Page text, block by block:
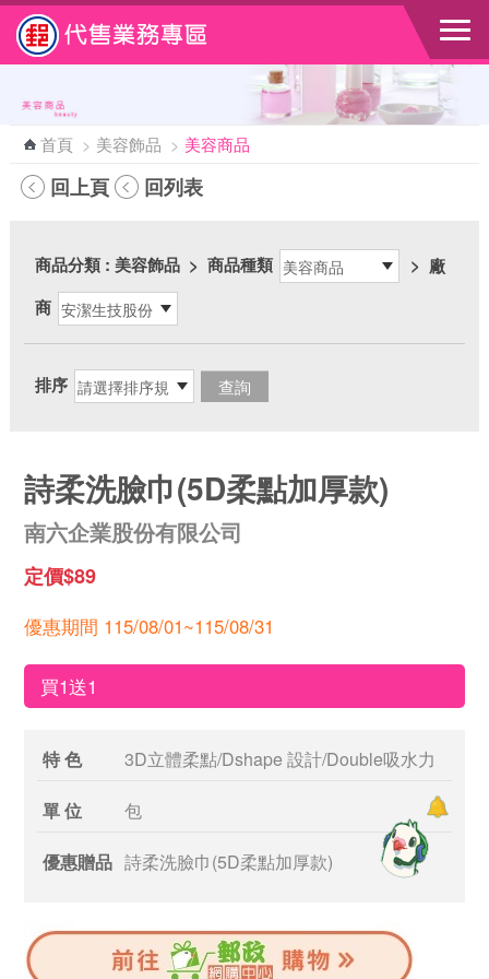
跳到主要內容區塊
首頁 > 美容飾品 > 美容商品
回上頁 回列表
商品分類: 美容飾品 > 商品種類 > 廠
商
排序
詩柔洗臉巾(5D柔點加厚款)
南六企業股份有限公司
定價$89
優惠期間 115/08/01~115/08/31
買1送1
特 色 3D立體柔點/Dshape 設計/Double吸水力
單 位 包
優惠贈品 詩柔洗臉巾(5D柔點加厚款)